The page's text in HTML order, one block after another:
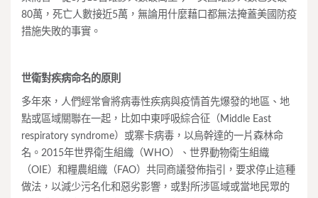
80萬，死亡人數接近5萬，無論用什麼藉口都無法掩蓋美國防疫
措施失敗的事實。
世衛對疾病命名的原則
多年來，人們經常會將病毒性疾病與疫情首先爆發的地區、地
點或區域關聯在一起，比如中東呼吸綜合征（Middle East
respiratory syndrome）或寨卡病毒，以烏幹達的一片森林命
名。2015年世界衛生組織（WHO）、世界動物衛生組織
（OIE）和糧農組織（FAO）共同商議發佈指引，要求停止這種
做法，以減少污名化和惡劣影響，或對所涉區域或當地民眾的